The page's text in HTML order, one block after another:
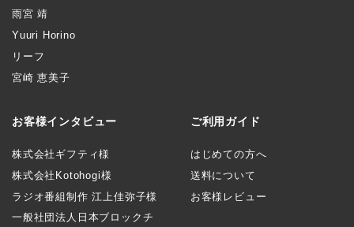
雨宮 靖
Yuuri Horino
リーフ
宮崎 恵美子
お客様インタビュー
株式会社ギフティ様
株式会社Kotohogi様
ラジオ番組制作 江上佳弥子様
一般社団法人日本ブロックチ
ご利用ガイド
はじめての方へ
送料について
お客様レビュー